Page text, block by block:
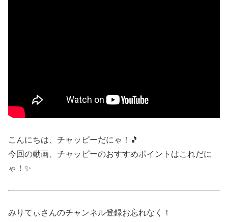
こんにちは、チャッピーだにゃ！🎵
今回の動画、チャッピーのおすすめポイントはこれだに
ゃ！✨
みりてぃさんのチャンネル登録お忘れなく！